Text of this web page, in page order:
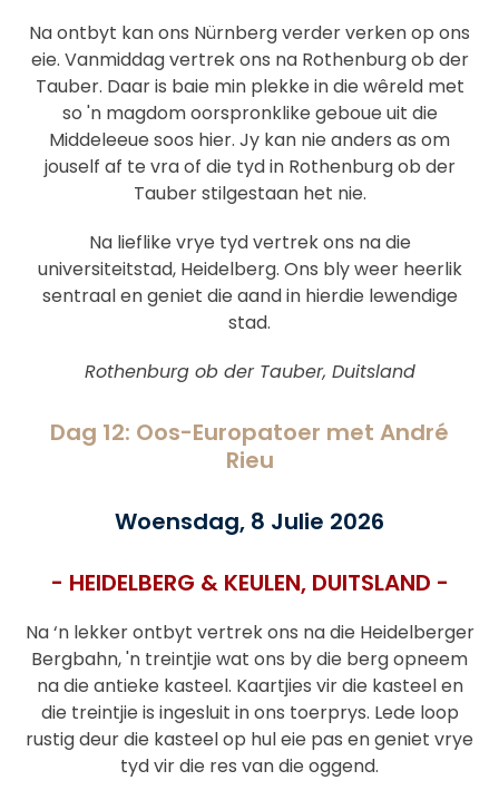
Na ontbyt kan ons Nürnberg verder verken op ons
eie. Vanmiddag vertrek ons na Rothenburg ob der
Tauber. Daar is baie min plekke in die wêreld met
so 'n magdom oorspronklike geboue uit die
Middeleeue soos hier. Jy kan nie anders as om
jouself af te vra of die tyd in Rothenburg ob der
Tauber stilgestaan ​​het nie.
Na lieflike vrye tyd vertrek ons na die
universiteitstad, Heidelberg. Ons bly weer heerlik
sentraal en geniet die aand in hierdie lewendige
stad.
Rothenburg ob der Tauber, Duitsland
Dag 12: Oos-Europatoer met André
Rieu
Woensdag, 8 Julie 2026
- HEIDELBERG & KEULEN, DUITSLAND -
Na ‘n lekker ontbyt vertrek ons na die Heidelberger
Bergbahn, 'n treintjie wat ons by die berg opneem
na die antieke kasteel. Kaartjies vir die kasteel en
die treintjie is ingesluit in ons toerprys. Lede loop
rustig deur die kasteel op hul eie pas en geniet vrye
tyd vir die res van die oggend.